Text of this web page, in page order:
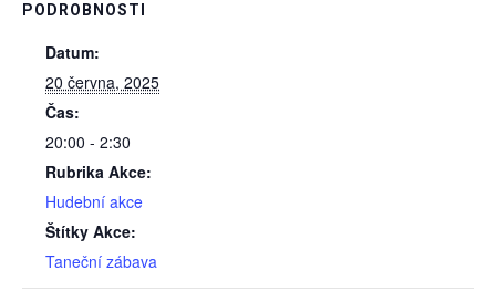
PODROBNOSTI
Datum:
20 června, 2025
Čas:
20:00 - 2:30
Rubrika Akce:
Hudební akce
Štítky Akce:
Taneční zábava